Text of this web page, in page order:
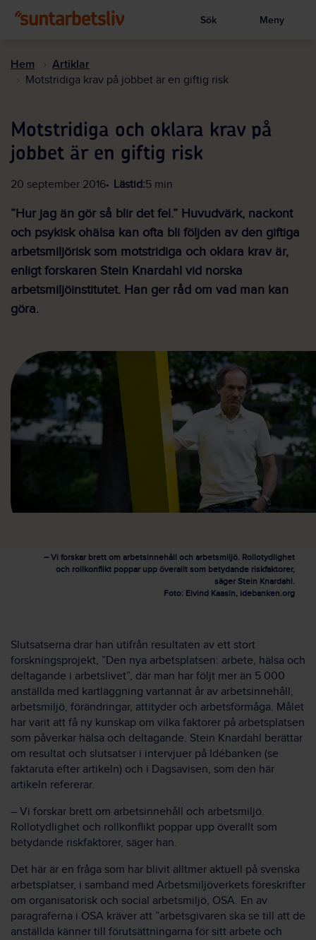
huvudinnehållet
Visa sökruta
Sök Meny
Hem Artiklar
Motstridiga krav på jobbet är en giftig risk
Motstridiga och oklara krav på
jobbet är en giftig risk
20 september 2016 Lästid:5 min
”Hur jag än gör så blir det fel.” Huvudvärk, nackont
och psykisk ohälsa kan ofta bli följden av den giftiga
arbetsmiljörisk som motstridiga och oklara krav är,
enligt forskaren Stein Knardahl vid norska
arbetsmiljöinstitutet. Han ger råd om vad man kan
göra.
– Vi forskar brett om arbetsinnehåll och arbetsmiljö. Rollotydlighet
och rollkonflikt poppar upp överallt som betydande riskfaktorer,
säger Stein Knardahl.
Foto: Eivind Kaasin, idebanken.org
Slutsatserna drar han utifrån resultaten av ett stort
forskningsprojekt, ”Den nya arbetsplatsen: arbete, hälsa och
deltagande i arbetslivet”, där man har följt mer än 5 000
anställda med kartläggning vartannat år av arbetsinnehåll,
arbetsmiljö, förändringar, attityder och arbetsförmåga. Målet
har varit att få ny kunskap om vilka faktorer på arbetsplatsen
som påverkar hälsa och deltagande. Stein Knardahl berättar
om resultat och slutsatser i intervjuer på Idébanken (se
faktaruta efter artikeln) och i Dagsavisen, som den här
artikeln refererar.
– Vi forskar brett om arbetsinnehåll och arbetsmiljö.
Rollotydlighet och rollkonflikt poppar upp överallt som
betydande riskfaktorer, säger han.
Det här är en fråga som har blivit alltmer aktuell på svenska
arbetsplatser, i samband med Arbetsmiljöverkets föreskrifter
om organisatorisk och social arbetsmiljö, OSA. En av
paragraferna i OSA kräver att ”arbetsgivaren ska se till att de
anställda känner till förutsättningarna för sitt arbete och